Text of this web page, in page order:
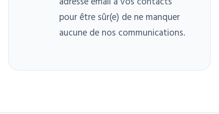
pour être sûr(e) de ne manquer
aucune de nos communications.